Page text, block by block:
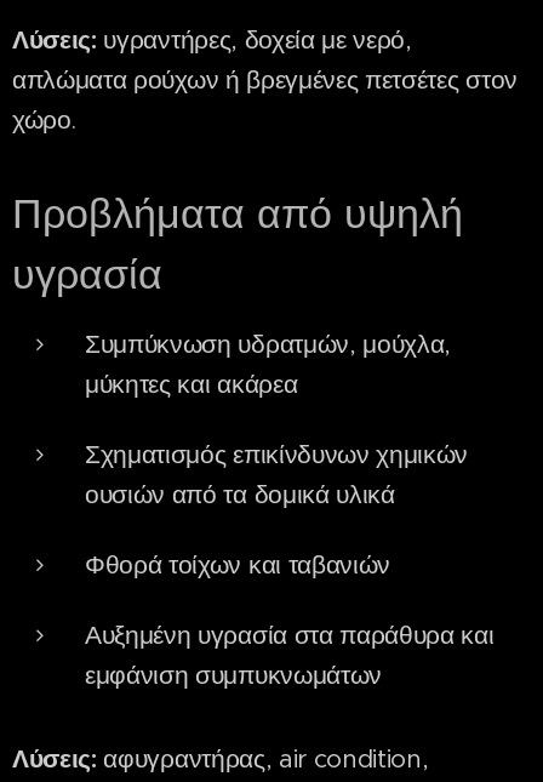
Λύσεις: υγραντήρες, δοχεία με νερό,
απλώματα ρούχων ή βρεγμένες πετσέτες στον
χώρο.
Προβλήματα από υψηλή
υγρασία
Συμπύκνωση υδρατμών, μούχλα,
μύκητες και ακάρεα
Σχηματισμός επικίνδυνων χημικών
ουσιών από τα δομικά υλικά
Φθορά τοίχων και ταβανιών
Αυξημένη υγρασία στα παράθυρα και
εμφάνιση συμπυκνωμάτων
Λύσεις: αφυγραντήρας, air condition,